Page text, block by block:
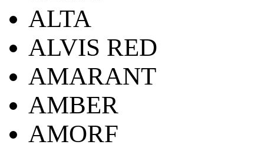
ALTA
ALVIS RED
AMARANT
AMBER
AMORF